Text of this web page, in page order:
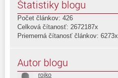
Štatistiky blogu
Počet článkov: 426
Celková čítanosť: 2672187x
Priemerná čítanosť článkov: 6273x
Autor blogu
rojko